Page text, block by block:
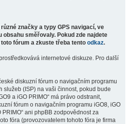
značky a typy GPS navigací, ve
směřovaly. Pokud zde najdete
fórum a zkuste třeba tento odkaz.
internetové diskuze. Pro další
diskuzní fórum o navigačním programu
služeb (ISP) na vaši činnost, pokud bude
a iGO PRIMO“ má právo odstranit,
fórum o navigačním programu iGO8, iGO
ani phpBB zodpovědnost za
fóra (provozovatelem tohoto fóra je firma